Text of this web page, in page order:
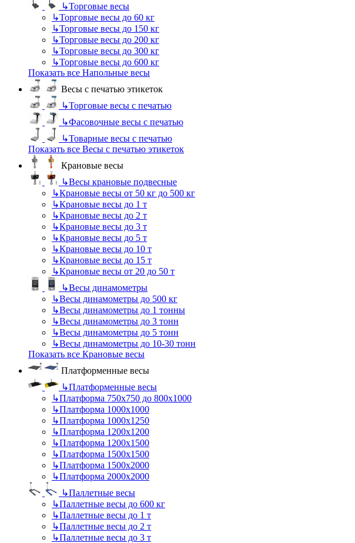
↳Торговые весы
↳Торговые весы до 60 кг
↳Торговые весы до 150 кг
↳Торговые весы до 200 кг
↳Торговые весы до 300 кг
↳Торговые весы до 600 кг
Показать все Напольные весы
Весы с печатью этикеток
↳Торговые весы с печатью
↳Фасовочные весы с печатью
↳Товарные весы с печатью
Показать все Весы с печатью этикеток
Крановые весы
↳Весы крановые подвесные
↳Крановые весы от 50 кг до 500 кг
↳Крановые весы до 1 т
↳Крановые весы до 2 т
↳Крановые весы до 3 т
↳Крановые весы до 5 т
↳Крановые весы до 10 т
↳Крановые весы до 15 т
↳Крановые весы от 20 до 50 т
↳Весы динамометры
↳Весы динамометры до 500 кг
↳Весы динамометры до 1 тонны
↳Весы динамометры до 3 тонн
↳Весы динамометры до 5 тонн
↳Весы динамометры до 10-30 тонн
Показать все Крановые весы
Платформенные весы
↳Платформенные весы
↳Платформа 750х750 до 800х1000
↳Платформа 1000х1000
↳Платформа 1000х1250
↳Платформа 1200х1200
↳Платформа 1200х1500
↳Платформа 1500х1500
↳Платформа 1500х2000
↳Платформа 2000х2000
↳Паллетные весы
↳Паллетные весы до 600 кг
↳Паллетные весы до 1 т
↳Паллетные весы до 2 т
↳Паллетные весы до 3 т